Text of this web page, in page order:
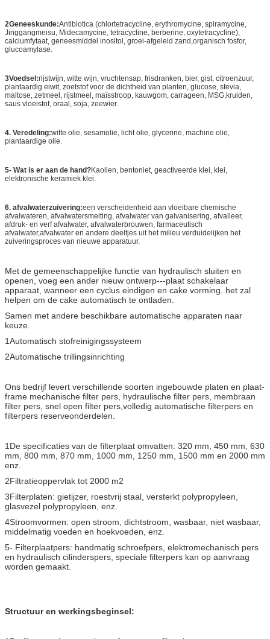
2Geneeskunde:Antibiotica (chlortetracycline, erythromycine, spiramycine,
Jinggangmeisu, Midecamycine, tetracycline, berberine, oxytetracycline),
calciumfytaat, geneesmiddel inositol, groei-afgeleid zand,organisch fosfor,
glucoamylase.
3Voedsel:rijstwijn, witte wijn, vruchtensap, frisdranken, bier, gist, citroenzuur,
plantaardig eiwit, zoetstof voor de dichtheid van planten, glucose, stevia,
maltose, zetmeel, rijstmeel, maïsstroop, kauwgom, carrageen, MSG,kruiden,
saus vloeistof, oraal, soja, zeewier.
4. Veredeling:witte olie, sesamolie, licht olie, glycerine, machine olie,
plantaardige olie.
5- Wat is er aan de hand?Kaolien, bentoniet, geactiveerde klei, klei,
elektronische keramiek klei.
6. afvalwaterzuivering:een verscheidenheid aan vloeibare chemische
afvalwateren, afvalwatersmelting, afvalwater van galvanisering, afvalleer,
afdruk- en verf afvalwater, afvalwaterbrouwen, farmaceutisch
afvalwater,afvalwater en andere deeltjes uit het milieu verduidelijken het
zuiveringsproces van nieuwe apparatuur.
Met de gemeenschappelijke functie van hydraulisch sluiten en
openen, voeg een ander nieuw ontwerp---plaat schakelaar
apparaat, wanneer een cyclus eindigen en cake vorming. het zal
helpen om de cake automatisch te ontladen.
Samen met andere beschikbare automatische apparaten naar
keuze.
1Automatisch stofreinigingssysteem
2Automatische trillingsinrichting
Ons bedrijf levert verschillende soorten ingebouwde platen en plaat-
frame mechanische filter pers, hydraulische filter pers, membraan
filter pers, snel open filter pers,volledig automatische filterpers en
filterpers reserveonderdelen.
1De specificaties van de filterplaat omvatten: 320 mm, 450 mm, 630
mm, 800 mm, 870 mm, 1000 mm, 1250 mm, 1500 mm en 2000 mm
enz.
2Filtratieoppervlak tot 2000 m2
3Filterplaten: gietijzer, roestvrij staal, versterkt polypropyleen,
glasvezel polypropyleen, enz.
4Stroomvormen: open stroom, dichtstroom, wasbaar, niet wasbaar,
middelmatig voeden en hoekvoeden, enz.
5- Filterplaatpers: handmatig schroefpers, elektromechanisch pers
en hydraulisch cilinderspers, speciale filterpers kan op aanvraag
worden gemaakt.
Structuur en werkingsbeginsel: